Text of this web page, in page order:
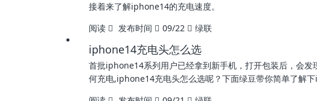
接着来了解iphone14的充电速度。
阅读
发布时间 09/22 绿联
iphone14充电头怎么选
首批iphone14系列用户已经拿到新手机，打开包装后，会
何充电,iphone14充电头怎么选呢？下面绿豆带你简单了解下